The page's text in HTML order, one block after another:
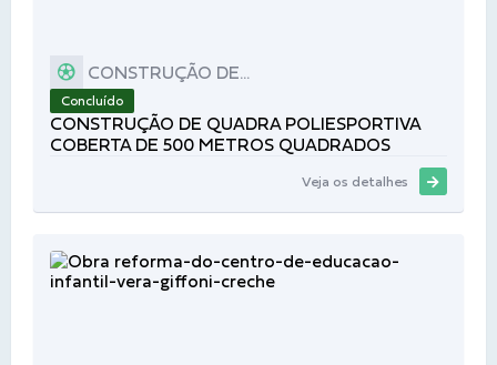
CONSTRUÇÃO DE...
Concluído
CONSTRUÇÃO DE QUADRA POLIESPORTIVA
COBERTA DE 500 METROS QUADRADOS
Veja os detalhes